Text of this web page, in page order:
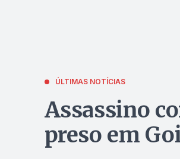
ÚLTIMAS NOTÍCIAS
Assassino
preso em